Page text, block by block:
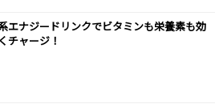
エナジードリンクでビタミンも栄養素も効
チャージ！